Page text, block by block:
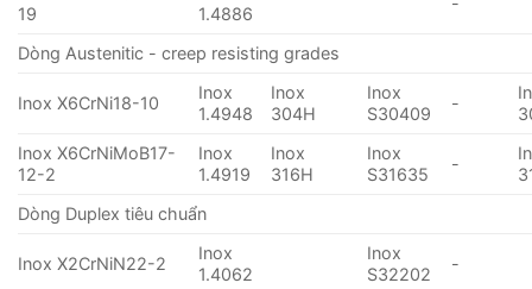
19
1.4886
Dòng Austenitic - creep resisting grades
Inox X6CrNi18-10
Inox
1.4948
Inox
304H
Inox
S30409
-
Inox X6CrNiMoB17-
12-2
Inox
1.4919
Inox
316H
Inox
S31635
-
Dòng Duplex tiêu chuẩn
Inox X2CrNiN22-2
Inox
1.4062
Inox
S32202
-